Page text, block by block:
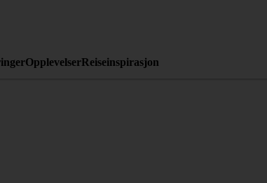
OpplevelserReiseinspirasjon